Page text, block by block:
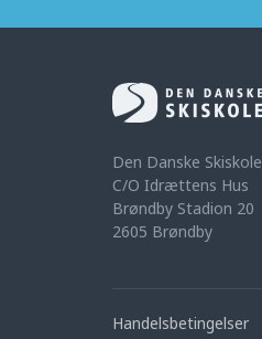
Den Danske Skiskole
C/O Idrættens Hus
Brøndby Stadion 20
2605 Brøndby
Handelsbetingelser